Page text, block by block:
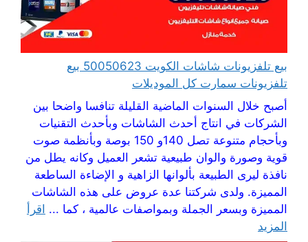
بيع تلفزيونات شاشات الكويت 50050623 بيع
تلفزيونات سمارت كل الموديلات
أصبح خلال السنوات الماضية القليلة تنافسا واضحا بين
الشركات في انتاج أحدث الشاشات وبأحدث التقنيات
وبأحجام متنوعة تصل 140و 150 بوصة وبأنظمة صوت
قوية وصورة والوان طبيعية تشعر العميل وكانه يطل من
نافذة ليرى الطبيعة بألوانها الزاهية و الإضاءة الساطعة
المميزة. ولدى شركتنا عدة عروض على هذه الشاشات
المميزة وبسعر الجملة وبمواصفات عالمية ، كما ... اقرأ
المزيد